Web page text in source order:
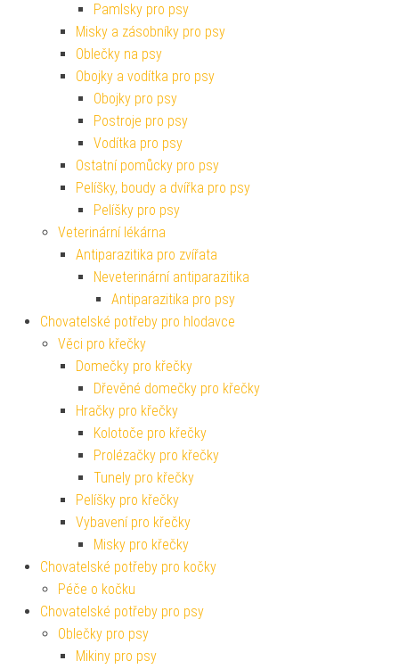
Pamlsky pro psy
Misky a zásobníky pro psy
Oblečky na psy
Obojky a vodítka pro psy
Obojky pro psy
Postroje pro psy
Vodítka pro psy
Ostatní pomůcky pro psy
Pelíšky, boudy a dvířka pro psy
Pelíšky pro psy
Veterinární lékárna
Antiparazitika pro zvířata
Neveterinární antiparazitika
Antiparazitika pro psy
Chovatelské potřeby pro hlodavce
Věci pro křečky
Domečky pro křečky
Dřevěné domečky pro křečky
Hračky pro křečky
Kolotoče pro křečky
Prolézačky pro křečky
Tunely pro křečky
Pelíšky pro křečky
Vybavení pro křečky
Misky pro křečky
Chovatelské potřeby pro kočky
Péče o kočku
Chovatelské potřeby pro psy
Oblečky pro psy
Mikiny pro psy